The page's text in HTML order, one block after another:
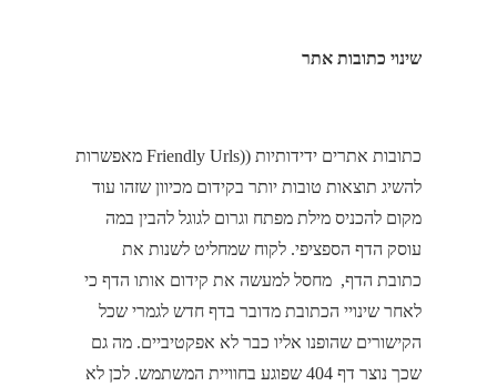
שינוי כתובות אתר
כתובות אתרים ידידותיות ((Friendly Urls מאפשרות
להשיג תוצאות טובות יותר בקידום מכיוון שזהו עוד
מקום להכניס מילת מפתח וגרום לגוגל להבין במה
עוסק הדף הספציפי. לקוח שמחליט לשנות את
כתובת הדף, מחסל למעשה את קידום אותו הדף כי
לאחר שינויי הכתובת מדובר בדף חדש לגמרי שכל
הקישורים שהופנו אליו כבר לא אפקטיביים. מה גם
שכך נוצר דף 404 שפוגע בחוויית המשתמש. לכן לא